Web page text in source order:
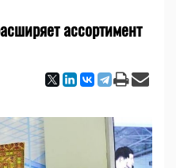
ассортимент